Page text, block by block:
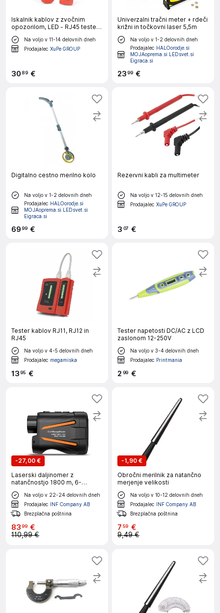
Iskalnik kablov z zvočnim
opozorilom, LED - RJ45 tester
kablov
Na voljo v 11-14 delovnih dneh
Prodajalec XuPe GROUP
30 89 €
Univerzalni tračni meter + rdeči
križni in točkovni laser 5,5m
Na voljo v 1-2 delovnih dneh
Prodajalec HALOorodje.si
MOJAoprema.si LEDsvet.si
Eigraca.si
2399 €
Digitalno cestno merilno kolo
Na voljo v 1-2 delovnih dneh
Prodajalec HALOorodje.si
MOJAoprema.si LEDsvet.si
Eigraca.si
6999 €
Rezervni kabli za multimeter
Na voljo v 12-15 delovnih dneh
Prodajalec XuPe GROUP
3 07 €
Tester kablov RJ11, RJ12 in
RJ45
Na voljo v 4-5 delovnih dneh
Prodajalec megamiska
1395 €
Tester napetosti DC/AC z LCD
zaslonom 12-250V
Na voljo v 3-4 delovnih dneh
Prodajalec Printmania
2 99 €
-27,00 €
Laserski daljinomer z
natančnostjo 1800 m, 6-
kratnim optičnim zoomom
BlackNa voljo v 22-24 delovnih dneh
Prodajalec INF Company AB
Brezplačna poštnina
8399 €
110,99 €
-1,90 €
Obročni merilnik za natančno
merjenje velikosti
Na voljo v 10-12 delovnih dneh
Prodajalec INF Company AB
Brezplačna poštnina
7 59 €
9,49 €